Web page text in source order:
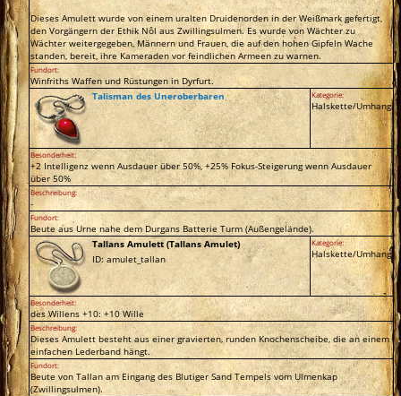
Dieses Amulett wurde von einem uralten Druidenorden in der Weißmark gefertigt,
den Vorgängern der Ethik Nôl aus Zwillingsulmen. Es wurde von Wächter zu
Wächter weitergegeben, Männern und Frauen, die auf den hohen Gipfeln Wache
standen, bereit, ihre Kameraden vor feindlichen Armeen zu warnen.
Fundort:
Winfriths Waffen und Rüstungen in Dyrfurt.
Talisman des Uneroberbaren
Kategorie:
Halskette/Umhang
Besonderheit:
+2 Intelligenz wenn Ausdauer über 50%, +25% Fokus-Steigerung wenn Ausdauer
über 50%
Beschreibung:
-
Fundort:
Beute aus Urne nahe dem Durgans Batterie Turm (Außengelände).
Tallans Amulett (Tallans Amulet)
ID: amulet_tallan
Kategorie:
Halskette/Umhang
Besonderheit:
des Willens +10: +10 Wille
Beschreibung:
Dieses Amulett besteht aus einer gravierten, runden Knochenscheibe, die an einem
einfachen Lederband hängt.
Fundort:
Beute von Tallan am Eingang des Blutiger Sand Tempels vom Ulmenkap
(Zwillingsulmen).